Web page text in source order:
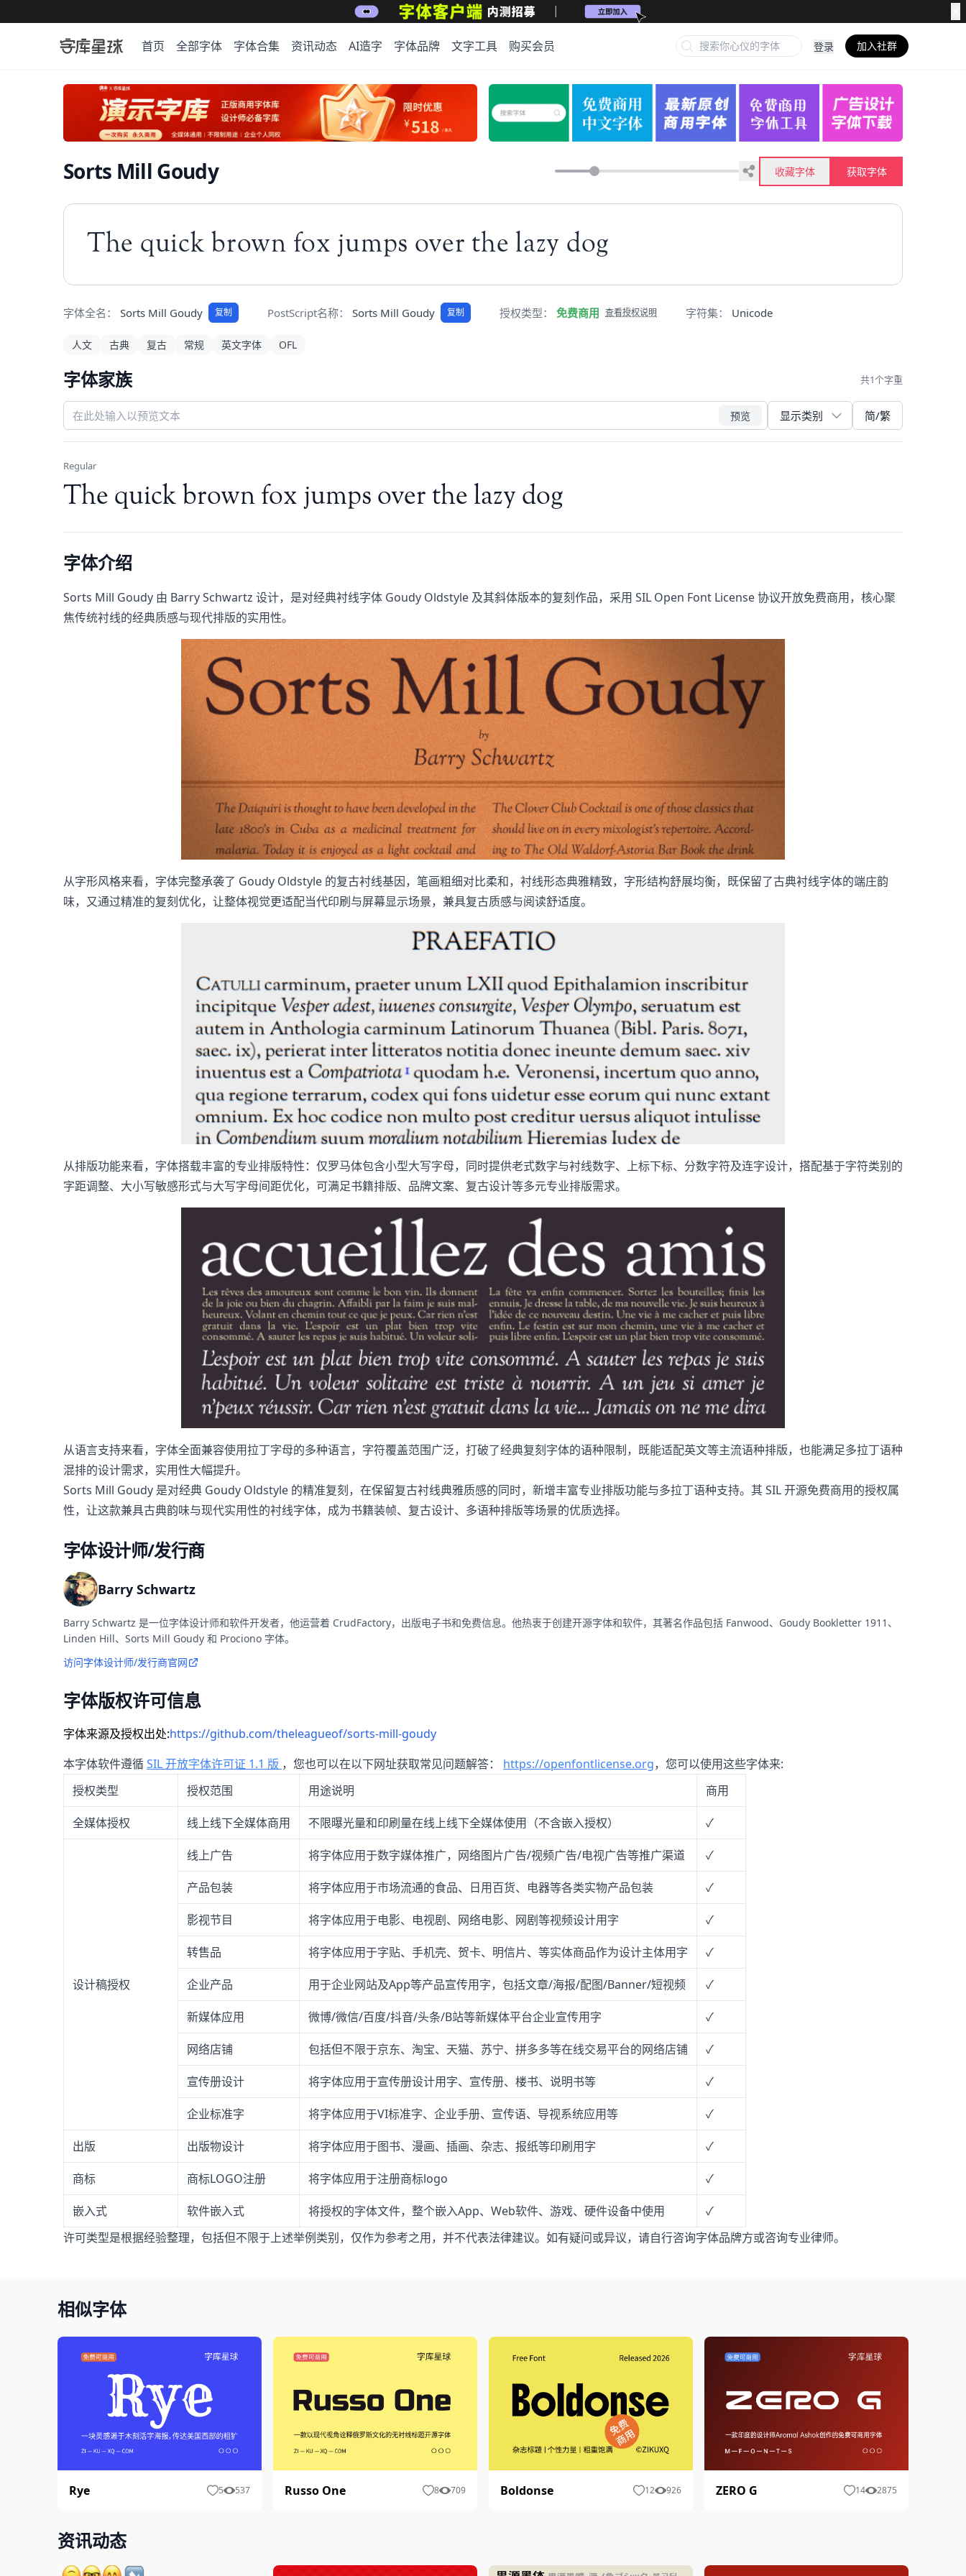
首页 全部字体 字体合集 资讯动态 AI造字 字体品牌 文字工具 购买会员 登录 加入社群
Sorts Mill Goudy 收藏字体 获取字体
The quick brown fox jumps over the lazy dog
字体全名： Sorts Mill Goudy 复制 PostScript名称： Sorts Mill Goudy 复制 授权类型： 免费商用 查看授权说明 字符集： Unicode
人文 古典 复古 常规 英文字体 OFL
字体家族 共1个字重
预览 简/繁
Regular
The quick brown fox jumps over the lazy dog
字体介绍
Sorts Mill Goudy 由 Barry Schwartz 设计，是对经典衬线字体 Goudy Oldstyle 及其斜体版本的复刻作品，采用 SIL Open Font License 协议开放免费商用，核心聚
焦传统衬线的经典质感与现代排版的实用性。
从字形风格来看，字体完整承袭了 Goudy Oldstyle 的复古衬线基因，笔画粗细对比柔和，衬线形态典雅精致，字形结构舒展均衡，既保留了古典衬线字体的端庄韵
味，又通过精准的复刻优化，让整体视觉更适配当代印刷与屏幕显示场景，兼具复古质感与阅读舒适度。
从排版功能来看，字体搭载丰富的专业排版特性：仅罗马体包含小型大写字母，同时提供老式数字与衬线数字、上标下标、分数字符及连字设计，搭配基于字符类别的
字距调整、大小写敏感形式与大写字母间距优化，可满足书籍排版、品牌文案、复古设计等多元专业排版需求。
从语言支持来看，字体全面兼容使用拉丁字母的多种语言，字符覆盖范围广泛，打破了经典复刻字体的语种限制，既能适配英文等主流语种排版，也能满足多拉丁语种
混排的设计需求，实用性大幅提升。
Sorts Mill Goudy 是对经典 Goudy Oldstyle 的精准复刻，在保留复古衬线典雅质感的同时，新增丰富专业排版功能与多拉丁语种支持。其 SIL 开源免费商用的授权属
性，让这款兼具古典韵味与现代实用性的衬线字体，成为书籍装帧、复古设计、多语种排版等场景的优质选择。
字体设计师/发行商
Barry Schwartz
Barry Schwartz 是一位字体设计师和软件开发者，他运营着 CrudFactory，出版电子书和免费信息。他热衷于创建开源字体和软件，其著名作品包括 Fanwood、Goudy Bookletter 1911、
Linden Hill、Sorts Mill Goudy 和 Prociono 字体。
访问字体设计师/发行商官网
字体版权许可信息
字体来源及授权出处:https://github.com/theleagueof/sorts-mill-goudy
本字体软件遵循SIL 开放字体许可证 1.1 版 ，您也可以在以下网址获取常见问题解答： https://openfontlicense.org，您可以使用这些字体来:
授权类型
授权范围 用途说明 商用
全媒体授权 线上线下全媒体商用 不限曝光量和印刷量在线上线下全媒体使用（不含嵌入授权） ✓
设计稿授权
线上广告 将字体应用于数字媒体推广，网络图片广告/视频广告/电视广告等推广渠道 ✓
产品包装 将字体应用于市场流通的食品、日用百货、电器等各类实物产品包装 ✓
影视节目 将字体应用于电影、电视剧、网络电影、网剧等视频设计用字 ✓
转售品 将字体应用于字贴、手机壳、贺卡、明信片、等实体商品作为设计主体用字 ✓
企业产品 用于企业网站及App等产品宣传用字，包括文章/海报/配图/Banner/短视频 ✓
新媒体应用 微博/微信/百度/抖音/头条/B站等新媒体平台企业宣传用字 ✓
网络店铺 包括但不限于京东、淘宝、天猫、苏宁、拼多多等在线交易平台的网络店铺 ✓
宣传册设计 将字体应用于宣传册设计用字、宣传册、楼书、说明书等 ✓
企业标准字 将字体应用于VI标准字、企业手册、宣传语、导视系统应用等 ✓
出版 出版物设计 将字体应用于图书、漫画、插画、杂志、报纸等印刷用字 ✓
商标 商标LOGO注册 将字体应用于注册商标logo ✓
嵌入式 软件嵌入式 将授权的字体文件，整个嵌入App、Web软件、游戏、硬件设备中使用
✓
许可类型是根据经验整理，包括但不限于上述举例类别，仅作为参考之用，并不代表法律建议。如有疑问或异议，请自行咨询字体品牌方或咨询专业律师。
相似字体
Rye 5 537 Russo One 8 709 Boldonse 12 926 ZERO G 14 2875
资讯动态